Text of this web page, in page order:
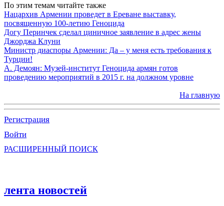
По этим темам читайте также
Нацархив Армении проведет в Ереване выставку,
посвященную 100-летию Геноцида
Догу Перинчек сделал циничное заявление в адрес жены
Джорджа Клуни
Министр диаспоры Армении: Да – у меня есть требования к
Турции!
А. Демоян: Музей-институт Геноцида армян готов
проведению мероприятий в 2015 г. на должном уровне
На главную
Регистрация
Войти
РАСШИРЕННЫЙ ПОИСК
лента новостей